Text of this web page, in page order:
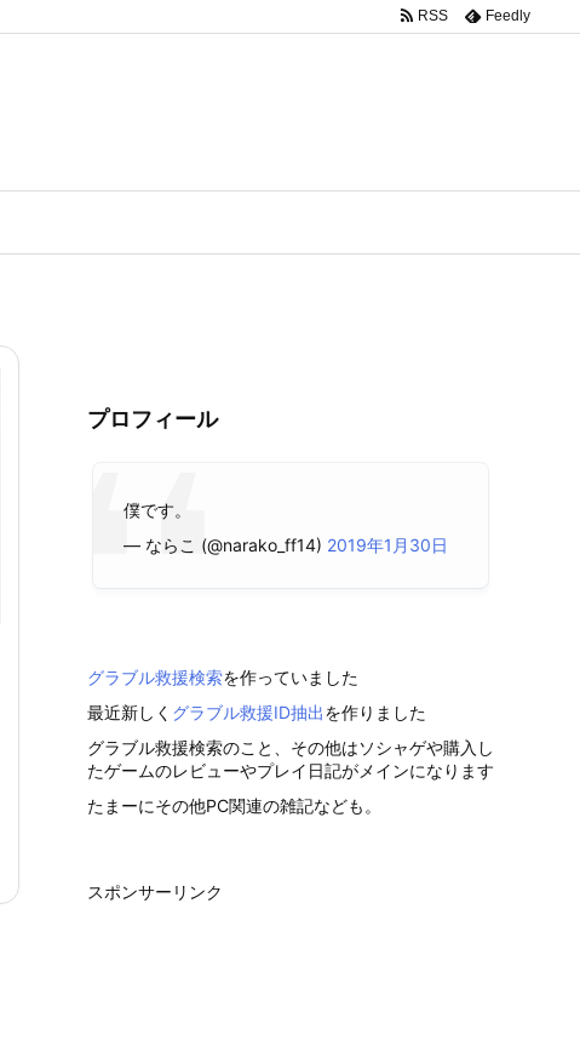
RSS Feedly
プロフィール
僕です。
— ならこ (@narako_ff14) 2019年1月30日
グラブル救援検索を作っていました
最近新しく グラブル救援ID抽出を作りました
グラブル救援検索のこと、その他はソシャゲや購入し
たゲームのレビューやプレイ日記がメインになります
たまーにその他PC関連の雑記なども。
スポンサーリンク